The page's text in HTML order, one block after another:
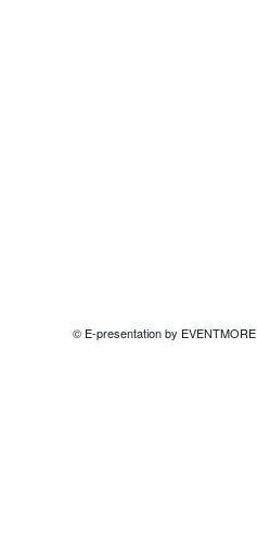
© E-presentation by EVENTMORE